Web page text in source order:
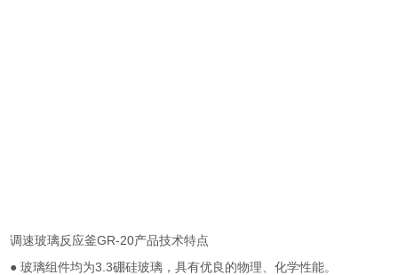
调速玻璃反应釜GR-20产品技术特点
●玻璃组件均为3.3硼硅玻璃，具有优良的物理、化学性能。